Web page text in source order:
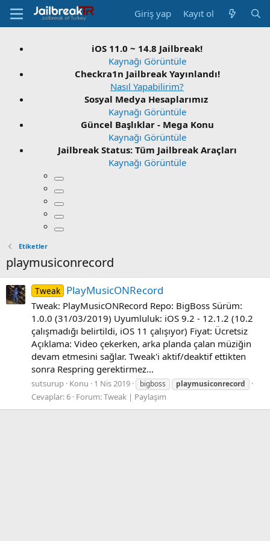
Giriş yap Kayıt ol
iOS 11.0 ~ 14.8 Jailbreak!
Kaynağı Görüntüle
Checkra1n Jailbreak Yayınlandı!
Nasıl Yapabilirim?
Sosyal Medya Hesaplarımız
Kaynağı Görüntüle
Güncel Başlıklar - Mega Konu
Kaynağı Görüntüle
Jailbreak Status: Tüm Jailbreak Araçları
Kaynağı Görüntüle
Etiketler
playmusiconrecord
Tweak PlayMusicONRecord
Tweak: PlayMusicONRecord Repo: BigBoss Sürüm:
1.0.0 (31/03/2019) Uyumluluk: iOS 9.2 - 12.1.2 (10.2
çalışmadığı belirtildi, iOS 11 çalışıyor) Fiyat: Ücretsiz
Açıklama: Video çekerken, arka planda çalan müziğin
devam etmesini sağlar. Tweak'i aktif/deaktif ettikten
sonra Respring gerektirmez...
sutsurup Konu 1 Nis 2019 bigboss playmusiconrecord
Cevaplar: 6 Forum:Tweak | Paylaşım